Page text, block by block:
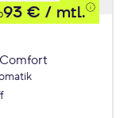
93 € / mtl.